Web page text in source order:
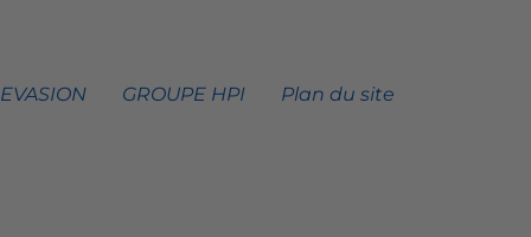
GROUPE HPI Plan du site